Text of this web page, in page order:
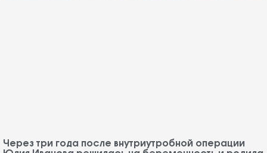
Через три года после внутриутробной операции